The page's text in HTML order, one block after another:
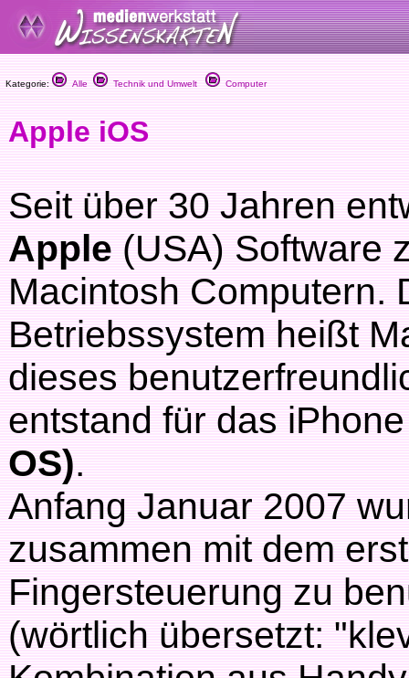
Kategorie: Alle Technik und Umwelt Computer
Apple iOS
Seit über 30 Jahren
Apple(USA) Software
Macintosh Computern.
Betriebssystem heißt
dieses
entstand für das
OS).
Anfang Januar 2007
zusammen mit dem
Fingersteuerung zu
(wörtlich übersetzt: